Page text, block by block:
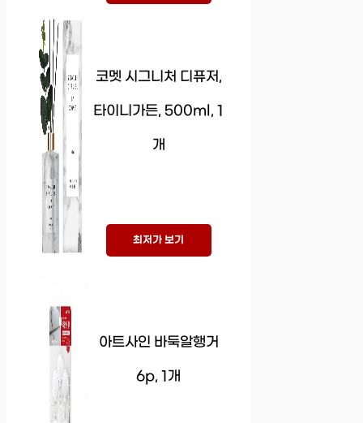
코멧 시그니처 디퓨저,
타이니가든, 500ml, 1
개
최저가 보기
아트사인 바둑알행거
6p, 1개